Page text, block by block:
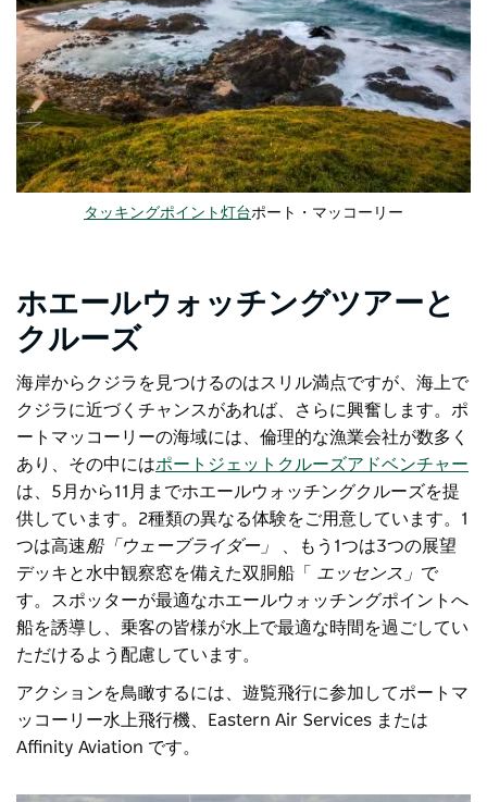
タッキングポイント灯台ポート・マッコーリー
ホエールウォッチングツアーと
クルーズ
海岸からクジラを見つけるのはスリル満点ですが、海上で
クジラに近づくチャンスがあれば、さらに興奮します。 ポ
ートマッコーリーの海域には、倫理的な漁業会社が数多く
あり、その中にはポートジェットクルーズアドベンチャー
は、5月から11月までホエールウォッチングクルーズを提
供しています。2種類の異なる体験をご用意しています。1
つは高速船「ウェーブライダー」 、もう1つは3つの展望
デッキと水中観察窓を備えた双胴船「 エッセンス」 で
す。スポッターが最適なホエールウォッチングポイントへ
船を誘導し、乗客の皆様が水上で最適な時間を過ごしてい
ただけるよう配慮しています。
アクションを鳥瞰するには、遊覧飛行に参加してポートマ
ッコーリー水上飛行機 、Eastern Air Services または
Affinity Aviation です。